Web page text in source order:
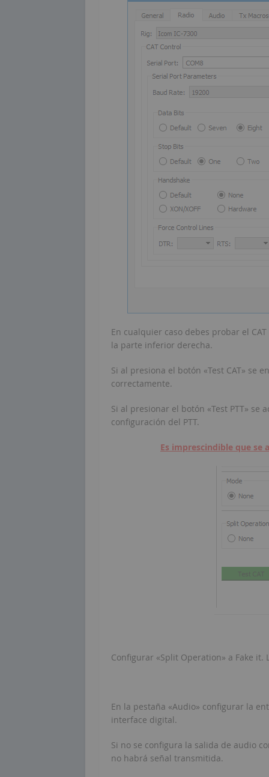
En cualquier caso debes probar el
la parte inferior derecha.
Si al presiona el botón «Test CAT» se
correctamente.
Si al presionar el botón «Test PTT»
configuración del PTT.
Es imprescindible que se
Configurar «Split Operation» a Fake it.
En la pestaña «Audio» configurar la
interface digital.
Si no se configura la salida de audio
no habrá señal transmitida.